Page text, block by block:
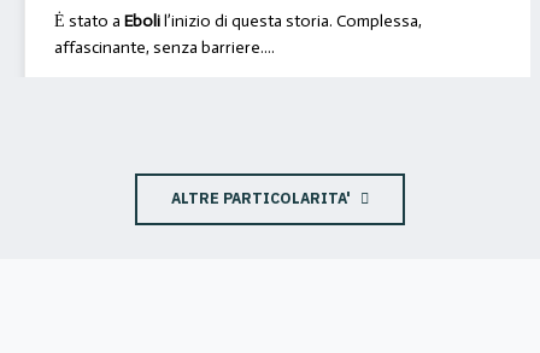
Ė stato a Ebolil’inizio di questa storia. Complessa,
affascinante, senza barriere....
ALTRE PARTICOLARITA'